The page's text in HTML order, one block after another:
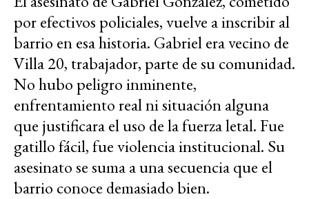
por efectivos policiales, vuelve a inscribir al
barrio en esa historia. Gabriel era vecino de
Villa 20, trabajador, parte de su comunidad.
No hubo peligro inminente,
enfrentamiento real ni situación alguna
que justificara el uso de la fuerza letal. Fue
gatillo fácil, fue violencia institucional. Su
asesinato se suma a una secuencia que el
barrio conoce demasiado bien.